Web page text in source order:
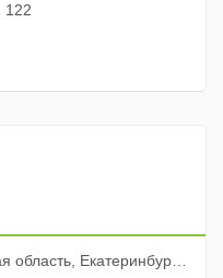
122
Втузгородок, улица Мира, 38/10